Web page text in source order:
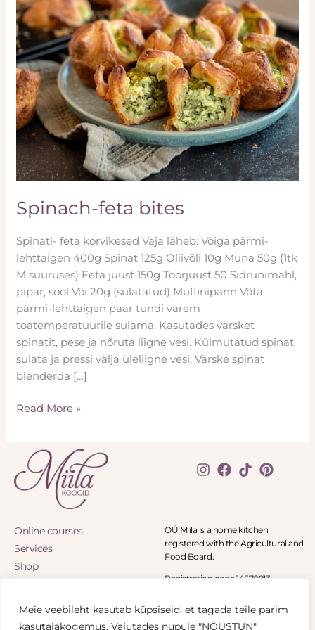
Meie veebileht kasutab küpsiseid, et tagada teile parim
kasutajakogemus. Vajutades nupule "NÕUSTUN"
Spinach-feta bites
Spinati- feta korvikesed Vaja läheb: Võiga pärmi-
lehttaigen 400g Spinat 125g Oliivõli 10g Muna 50g (1tk
M suuruses) Feta juust 150g Toorjuust 50 Sidrunimahl,
pipar, sool Või 20g (sulatatud) Muffinipann Võta
pärmi-lehttaigen paar tundi varem
toatemperatuurile sulama. Kasutades värsket
spinatit, pese ja nõruta liigne vesi. Külmutatud spinat
sulata ja pressi välja üleliigne vesi. Värske spinat
blenderda […]
Read More »
Online courses
Services
Shop
OÜ Miila is a home kitchen
registered with the Agricultural and
Food Board.
Registration code 14570913
Haapsalu
+372 5836 1541